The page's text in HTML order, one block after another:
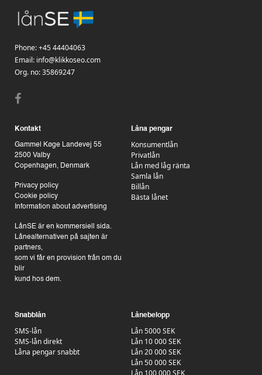
Phone:+45 44404063
Email: info@klikkoseo.com
Org. no: 35869247
Kontakt
Gammel Køge Landevej 55
2500 Valby
Copenhagen, Denmark
Privacy policy
Cookie policy
Information about advertising
LånSE är en kommersiell sida.
Lånealternativen på sajten är
partners,
som vi får en provision från om du
blir
kund hos dem.
Låna pengar
Konsumentlån
Privatlån
Lån med låg ränta
Samla lån
Billån
Bästa lånet
Snabblån
SMS-lån
SMS-lån direkt
Låna pengar snabbt
Lånebelopp
Lån 5000 SEK
Lån 10 000 SEK
Lån 20 000 SEK
Lån 50 000 SEK
Lån 100 000 SEK